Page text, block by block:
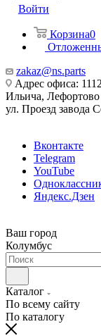
Войти
Корзина0
zakaz@ns.parts
Адрес офиса:
Ильича, Лефортово
ул. Проезд завода
Вконтакте
Telegram
YouTube
Яндекс.Дзен
Ваш город
Колумбус
Каталог
По всему сайту
По каталогу